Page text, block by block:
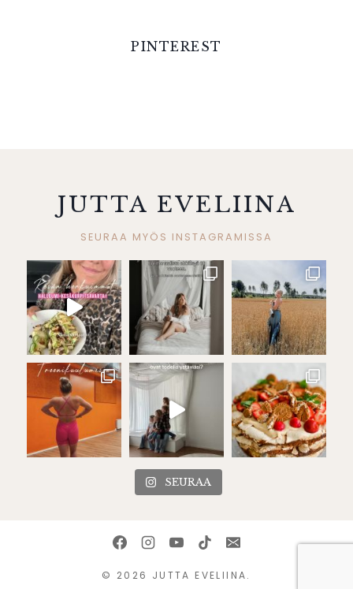
PINTEREST
JUTTA EVELIINA
SEURAA MYÖS INSTAGRAMISSA
SEURAA
© 2026 JUTTA EVELIINA.